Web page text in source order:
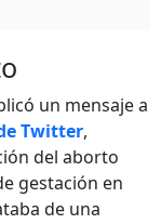
un mensaje a
Twitter,
del aborto
gestación en
de una